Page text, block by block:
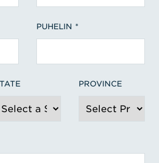
PUHELIN
PROVINCE